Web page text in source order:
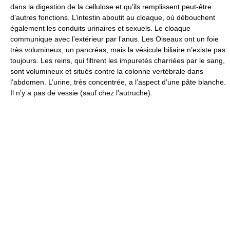
dans la digestion de la cellulose et qu’ils remplissent peut-être
d’autres fonctions. L’intestin aboutit au cloaque, où débouchent
également les conduits urinaires et sexuels. Le cloaque
communique avec l’extérieur par l’anus. Les Oiseaux ont un foie
très volumineux, un pancréas, mais la vésicule biliaire n’existe pas
toujours. Les reins, qui filtrent les impuretés charriées par le sang,
sont volumineux et situés contre la colonne vertébrale dans
l’abdomen. L’urine, très concentrée, a l’aspect d’une pâte blanche.
Il n’y a pas de vessie (sauf chez l’autruche).